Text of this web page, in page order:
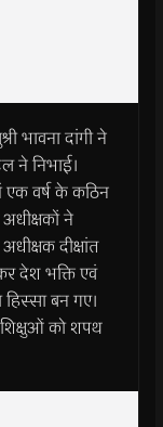
भावना दांगी ने
ने निभाई।
एक वर्ष के कठिन
ने
दीक्षांत
देश भक्ति एवं
बन गए।
को शपथ